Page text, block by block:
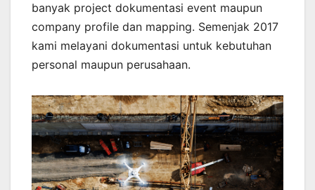
banyak project dokumentasi event maupun
company profile dan mapping. Semenjak 2017
kami melayani dokumentasi untuk kebutuhan
personal maupun perusahaan.